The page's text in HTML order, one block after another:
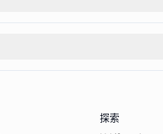
探索